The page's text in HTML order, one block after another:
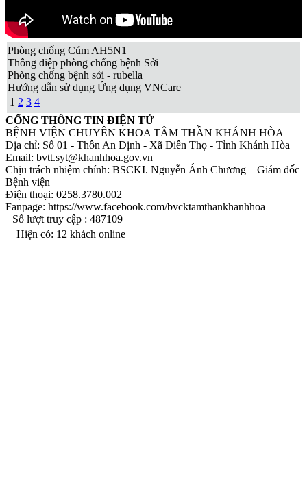
Thư mời báo giá gói thầu: “Khám sức khỏe định kỳ và khám
sức khoẻ phát hiện bệnh nghề nghiệp cho viên chức - người
lao động năm 2026”
Thư mời báo giá gói thầu: “Cung cấp sữa đặc có đường bồi
dưỡng độc hại hiện vật cho VC-NLĐ từ tháng 9/2025 đến
tháng 12/2025 và năm 2026”
Quyết định về việc công bố công khai dự toán ngân sách năm
2026
CÔNG KHAI THỰC HIỆN DỰ TOÁN THU- CHI NGÂN
SÁCH QUÝ I NĂM 2026
THƯ MỜI CHÀO GIÁ Về việc lựa chọn nhà thầu cung cấp
hóa chất, sinh phẩm dự toán mua sắm: Gói thầu “Cung cấp
hóa chất, sinh phẩm bổ sung năm 2026”
Thông báo yêu cầu báo giá về việc tư vấn lập E-HSMT, đánh
giá E-HSDT và các dịch vụ liên quan BÁO GIÁ V/v Tư vấn
lập E-HSMT, đánh giá E-HSDT và các dịch vụ liên quan
Phòng chống Cúm AH5N1
Thông điệp phòng chống bệnh Sởi
Phòng chống bệnh sởi - rubella
Hướng dẫn sử dụng Ứng dụng VNCare
1 2 3 4
CỔNG THÔNG TIN ĐIỆN TỬ
BỆNH VIỆN CHUYÊN KHOA TÂM THẦN KHÁNH HÒA
Địa chỉ: Số 01 - Thôn An Định - Xã Diên Thọ - Tỉnh Khánh Hòa
Email: bvtt.syt@khanhhoa.gov.vn
Chịu trách nhiệm chính: BSCKI. Nguyễn Ánh Chương – Giám đốc
Bệnh viện
Điện thoại: 0258.3780.002
Fanpage: https://www.facebook.com/bvcktamthankhanhhoa
Số lượt truy cập : 487109
Hiện có: 12 khách online